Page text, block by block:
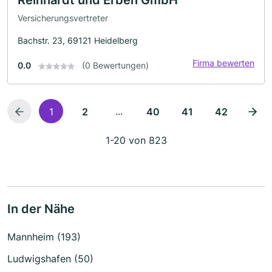
Versicherungsvertreter
Bachstr. 23, 69121 Heidelberg
0.0 (0 Bewertungen) Firma bewerten
1 2 ... 40 41 42
1-20 von 823
In der Nähe
Mannheim (193)
Ludwigshafen (50)